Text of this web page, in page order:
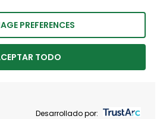
PREFERENCES
TODO
Desarrollado por: